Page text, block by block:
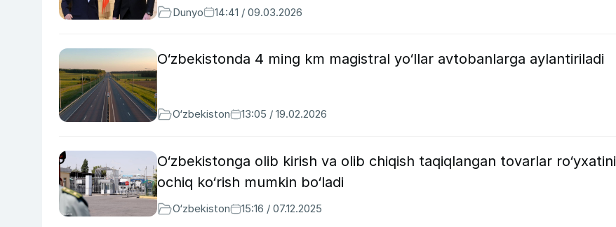
Dunyo 14:41 / 09.03.2026
O‘zbekistonda 4 ming km magistral yo‘llar avtobanlarga aylantiriladi
O‘zbekiston 13:05 / 19.02.2026
O‘zbekistonga olib kirish va olib chiqish taqiqlangan tovarlar ro‘yxatini
ochiq ko‘rish mumkin bo‘ladi
O‘zbekiston 15:16 / 07.12.2025